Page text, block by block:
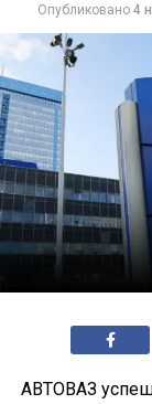
Опубликовано 4
АВТОВАЗ